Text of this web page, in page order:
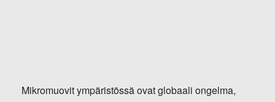
Mikromuovit ympäristössä ovat globaali ongelma,